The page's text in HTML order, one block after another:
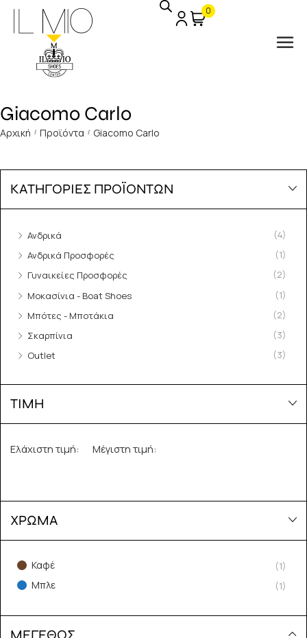
0
Giacomo Carlo
Αρχική / Προϊόντα / Giacomo Carlo
ΚΑΤΗΓΟΡΙΕΣ ΠΡΟΪΟΝΤΩΝ
Ανδρικά
(4)
Ανδρικά Προσφορές
(1)
Γυναικείες Προσφορές
(2)
Μοκασίνια - Boat Shoes
(1)
Μπότες - Μποτάκια
(2)
Σκαρπίνια
(3)
Outlet
(3)
ΤΙΜΗ
Ελάχιστη τιμή: Μέγιστη τιμή:
ΧΡΩΜΑ
Καφέ (1)
Μπλε (1)